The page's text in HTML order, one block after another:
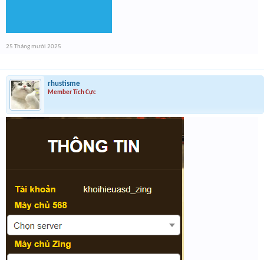
25 Tháng mười 2025
rhustisme
Member Tích Cực